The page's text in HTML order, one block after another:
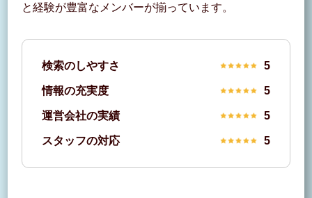
と経験が豊富なメンバーが揃っています。
検索のしやすさ 5
情報の充実度 5
運営会社の実績 5
スタッフの対応 5